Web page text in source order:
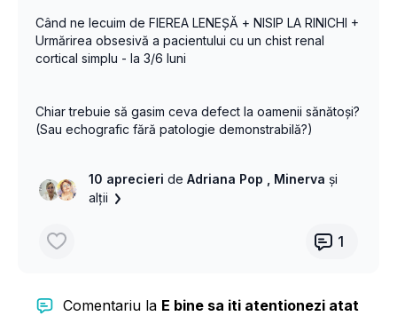
Când ne lecuim de FIEREA LENEŞĂ + NISIP LA RINICHI +
Urmărirea obsesivă a pacientului cu un chist renal
cortical simplu - la 3/6 luni
Chiar trebuie să gasim ceva defect la oamenii sănătoşi?
(Sau echografic fără patologie demonstrabilă?)
10 aprecieri de Adriana Pop , Minerva și
alții
1
Comentariu la E bine sa iti atentionezi atat